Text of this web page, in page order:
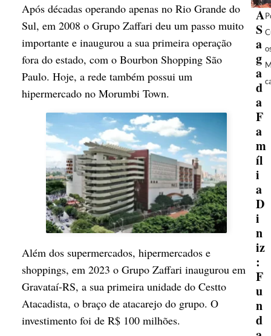
Após décadas operando apenas no Rio Grande do
Sul, em 2008 o Grupo Zaffari deu um passo muito
importante e inaugurou a sua primeira operação
fora do estado, com o Bourbon Shopping São
Paulo. Hoje, a rede também possui um
hipermercado no Morumbi Town.
Além dos supermercados, hipermercados e
shoppings, em 2023 o Grupo Zaffari inaugurou em
Gravataí-RS, a sua primeira unidade do Cestto
Atacadista, o braço de atacarejo do grupo. O
investimento foi de R$ 100 milhões.
A
S
a
g
a
d
a
F
a
m
íl
i
a
D
i
n
iz
:
F
u
n
d